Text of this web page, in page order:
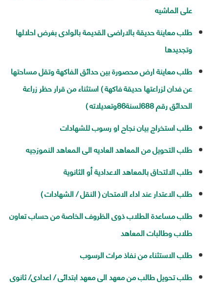
على الماشيه
طلب معاينة حديقة بالاراضى القديمة بالوادى بغرض احلالها
وتجديدها
طلب معاينة ارض محصورة بين حدائق الفاكهة وتقل مساحتها
عن فدان لزراعتها حديقة فاكهة ) استثناء من قرار حظر زراعة
الحدائق رقم 688لسنة86وتعديلاته )
طلب استخراج بيان نجاح او رسوب للشهادات
طلب التحويل من المعاهد العاديه الى المعاهد النموزجيه
طلب الالتحاق بالمعاهد الاعدادية أو الثانوية
طلب الاعتدار عند اداء الامتحان ( النقل / الشهادات )
طلب مساعدة الطلاب ذوى الظروف الخاصة من حساب تعاون
طلاب وطالبات المعاهد
طلب الاستثناء من نفاذ مرات الرسوب
طلب تحويل طالب من معهد الى معهد ابتدائى / اعدادى/ ثانوى